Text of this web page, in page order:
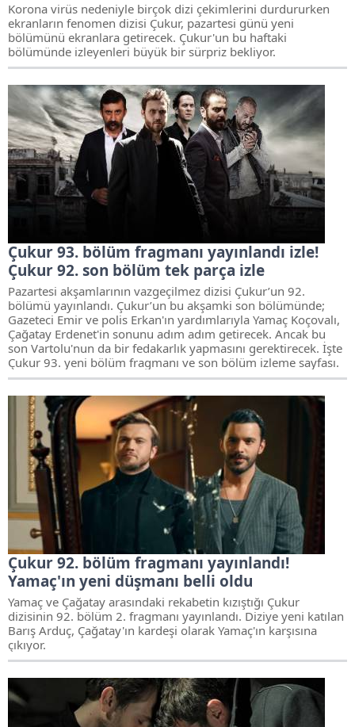
Korona virüs nedeniyle birçok dizi çekimlerini durdururken
ekranların fenomen dizisi Çukur, pazartesi günü yeni
bölümünü ekranlara getirecek. Çukur'un bu haftaki
bölümünde izleyenleri büyük bir sürpriz bekliyor.
Çukur 93. bölüm fragmanı yayınlandı izle!
Çukur 92. son bölüm tek parça izle
Pazartesi akşamlarının vazgeçilmez dizisi Çukur’un 92.
bölümü yayınlandı. Çukur’un bu akşamki son bölümünde;
Gazeteci Emir ve polis Erkan'ın yardımlarıyla Yamaç Koçovalı,
Çağatay Erdenet'in sonunu adım adım getirecek. Ancak bu
son Vartolu'nun da bir fedakarlık yapmasını gerektirecek. İşte
Çukur 93. yeni bölüm fragmanı ve son bölüm izleme sayfası.
Çukur 92. bölüm fragmanı yayınlandı!
Yamaç'ın yeni düşmanı belli oldu
Yamaç ve Çağatay arasındaki rekabetin kızıştığı Çukur
dizisinin 92. bölüm 2. fragmanı yayınlandı. Diziye yeni katılan
Barış Arduç, Çağatay'ın kardeşi olarak Yamaç'ın karşısına
çıkıyor.